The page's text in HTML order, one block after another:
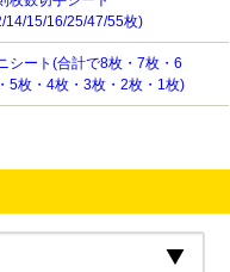
14/15/16/25/47/55枚)
シート(合計で8枚・7枚・6
5枚・4枚・3枚・2枚・1枚)